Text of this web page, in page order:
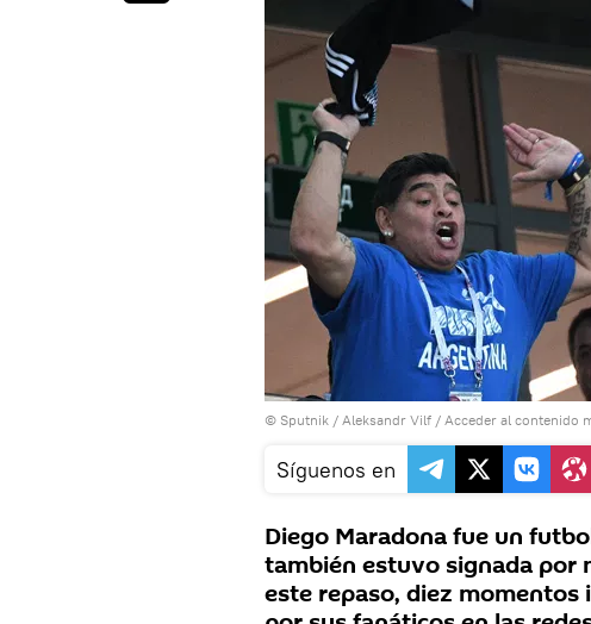
© Sputnik / Aleksandr Vilf / Acceder al contenido
Síguenos en
Diego Maradona fue un
también estuvo signada por
este repaso, diez